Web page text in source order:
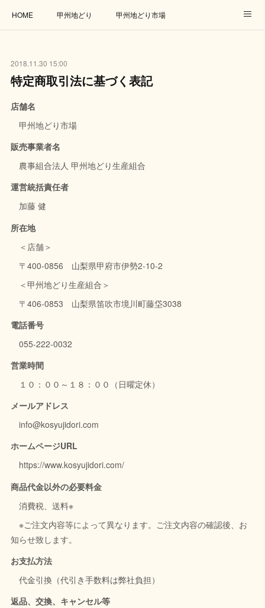
HOME 甲州地どり 甲州地どり市場
取扱店 連携企業
2018.11.30 15:00
特定商取引法に基づく表記
店舗名
甲州地どり市場
販売事業者名
農事組合法人 甲州地どり生産組合
運営統括責任者
加藤 健
所在地
＜店舗＞
〒400-0856 山梨県甲府市伊勢2-10-2
＜甲州地どり生産組合＞
〒406-0853 山梨県笛吹市境川町藤垈3038
電話番号
055-222-0032
営業時間
１０：００～１８：００（日曜定休）
メールアドレス
info@kosyujidori.com
ホームページURL
https://www.kosyujidori.com/
商品代金以外の必要料金
消費税、送料※
※ご注文内容等によって異なります。ご注文内容の確認後、お
知らせ致します。
お支払方法
代金引換（代引き手数料は弊社負担）
返品、交換、キャンセル等